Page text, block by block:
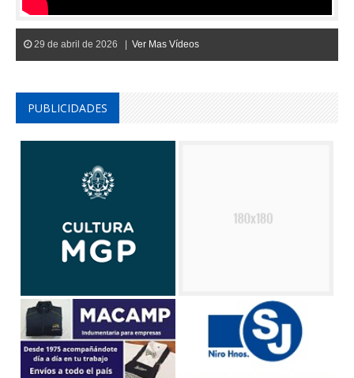
29 de abril de 2026 | Ver Mas Vídeos
PUBLICIDADES